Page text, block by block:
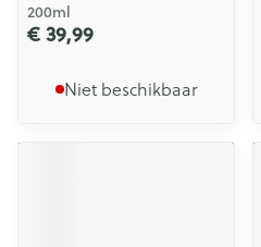
200ml
€ 39,99
Niet beschikbaar